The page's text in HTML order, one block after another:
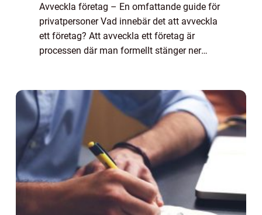
Avveckla företag – En omfattande guide för
privatpersoner Vad innebär det att avveckla
ett företag? Att avveckla ett företag är
processen där man formellt stänger ner
pro...